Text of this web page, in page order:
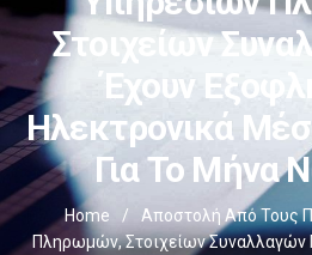
Στοιχείων
Έχουν
Ηλεκτρονικά
Για Το Μήνα
Home /
Αποστολή Από Τους
Πληρωμών, Στοιχείων Συναλλαγών